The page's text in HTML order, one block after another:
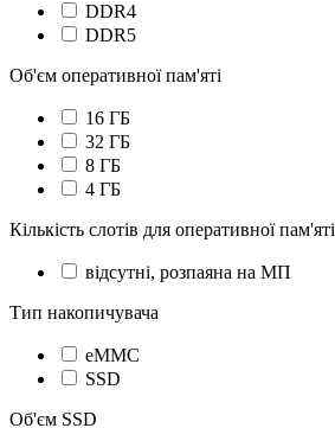
DDR4
DDR5
Об'єм оперативної пам'яті
16 ГБ
32 ГБ
8 ГБ
4 ГБ
Кількість слотів для оперативної пам'яті
відсутні, розпаяна на МП
Тип накопичувача
eMMC
SSD
Об'єм SSD